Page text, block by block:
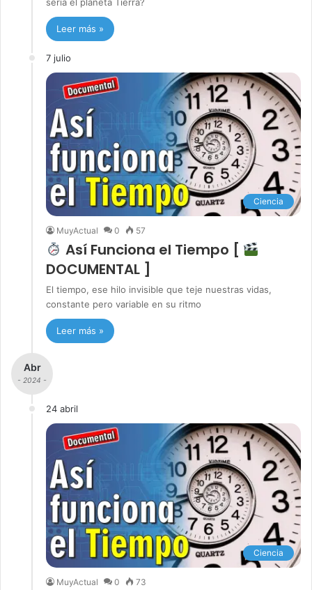
Leer más »
7 julio
Ciencia
MuyActual 0 57
Así Funciona el Tiempo [
DOCUMENTAL ]
El tiempo, ese hilo invisible que teje nuestras vidas,
constante pero variable en su ritmo
Leer más »
Abr
- 2024 -
24 abril
Ciencia
MuyActual 0 73